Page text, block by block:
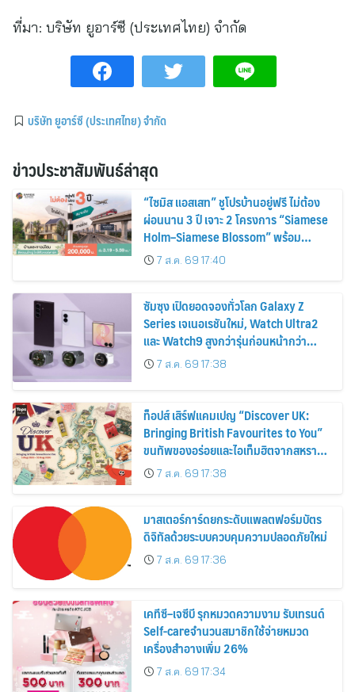
ที่มา: บริษัท ยูอาร์ซี (ประเทศไทย) จำกัด
บริษัท ยูอาร์ซี (ประเทศไทย) จำกัด
ข่าวประชาสัมพันธ์ล่าสุด
“ไซมิส แอสเสท” ชูโปรบ้านอยู่ฟรี ไม่ต้อง
ผ่อนนาน 3 ปี เจาะ 2 โครงการ “Siamese
Holm–Siamese Blossom” พร้อม
ส่วนลดและสิทธิพิเศษถึง 31 สิงหาคม
2569
7 ส.ค. 69 17:40
ซัมซุง เปิดยอดจองทั่วโลก Galaxy Z
Series เจเนอเรชันใหม่, Watch Ultra2
และ Watch9 สูงกว่ารุ่นก่อนหน้ากว่า
30%7 ส.ค. 69 17:38
ท็อปส์ เสิร์ฟแคมเปญ “Discover UK:
Bringing British Favourites to You”
ขนทัพของอร่อยและไอเท็มฮิตจากสหราช
อาณาจักร ส่งตรงถึงมือตั้งแต่วันนี้ – 18
สิงหาคมนี้
7 ส.ค. 69 17:38
มาสเตอร์การ์ดยกระดับแพลตฟอร์มบัตร
ดิจิทัลด้วยระบบควบคุมความปลอดภัยใหม่
7 ส.ค. 69 17:36
เคทีซี–เจซีบี รุกหมวดความงาม รับเทรนด์
Self-careจำนวนสมาชิกใช้จ่ายหมวด
เครื่องสำอางเพิ่ม 26%
7 ส.ค. 69 17:34